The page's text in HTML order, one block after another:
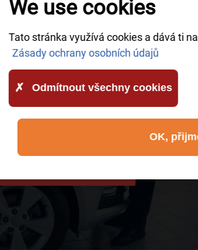
pracovníků vás bude
AWHelp and that you have read the
We use cookies
Tato stránka využívá cookies a dává ti
Zásady ochrany osobních údajů
Odmítnout všechny cookies
OK,